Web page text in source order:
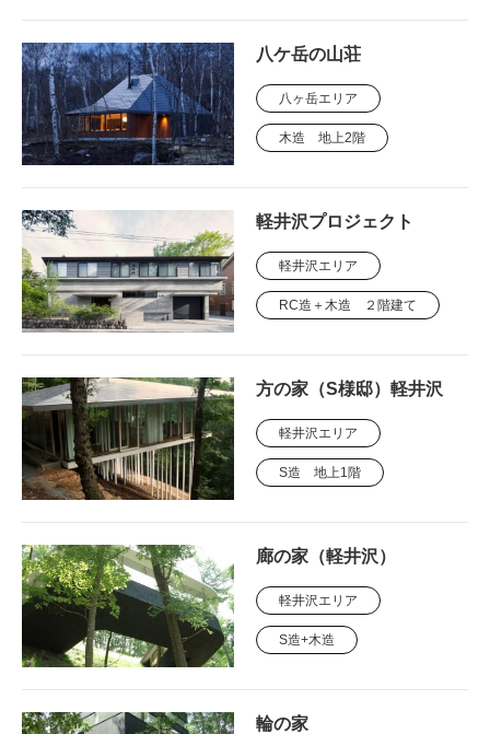
八ケ岳の山荘
八ヶ岳エリア
木造 地上2階
軽井沢プロジェクト
軽井沢エリア
RC造＋木造 ２階建て
方の家（S様邸）軽井沢
軽井沢エリア
S造 地上1階
廊の家（軽井沢）
軽井沢エリア
S造+木造
輪の家